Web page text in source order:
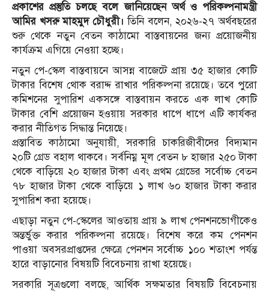
প্রকাশের প্রস্তুতি চলছে বলে জানিয়েছেন অর্থ ও পরিকল্পনামন্ত্রী
আমির খসরু মাহমুদ চৌধুরী। তিনি বলেন, ২০২৬-২৭ অর্থবছরের
শুরু থেকে নতুন বেতন কাঠামো বাস্তবায়নের জন্য প্রয়োজনীয়
কার্যক্রম এগিয়ে নেওয়া হচ্ছে।
নতুন পে-স্কেল বাস্তবায়নে আসন্ন বাজেটে প্রায় ৩৫ হাজার কোটি
টাকার বিশেষ থোক বরাদ্দ রাখার পরিকল্পনা রয়েছে। তবে পুরো
কমিশনের সুপারিশ একসঙ্গে বাস্তবায়ন করতে এক লাখ কোটি
টাকার বেশি প্রয়োজন হওয়ায় সরকার ধাপে ধাপে এটি কার্যকর
করার নীতিগত সিদ্ধান্ত নিয়েছে।
প্রস্তাবিত কাঠামো অনুযায়ী, সরকারি চাকরিজীবীদের বিদ্যমান
২০টি গ্রেড বহাল থাকবে। সর্বনিম্ন মূল বেতন ৮ হাজার ২৫০ টাকা
থেকে বাড়িয়ে ২০ হাজার টাকা এবং প্রথম গ্রেডের সর্বোচ্চ বেতন
৭৮ হাজার টাকা থেকে বাড়িয়ে ১ লাখ ৬০ হাজার টাকা করার
সুপারিশ করা হয়েছে।
এছাড়া নতুন পে-স্কেলের আওতায় প্রায় ৯ লাখ পেনশনভোগীকেও
অন্তর্ভুক্ত করার পরিকল্পনা রয়েছে। বিশেষ করে কম পেনশন
পাওয়া অবসরপ্রাপ্তদের ক্ষেত্রে পেনশন সর্বোচ্চ ১০০ শতাংশ পর্যন্ত
হারে বাড়ানোর বিষয়টি বিবেচনায় রাখা হয়েছে।
সরকারি সূত্রগুলো বলছে, আর্থিক সক্ষমতার বিষয়টি বিবেচনায়